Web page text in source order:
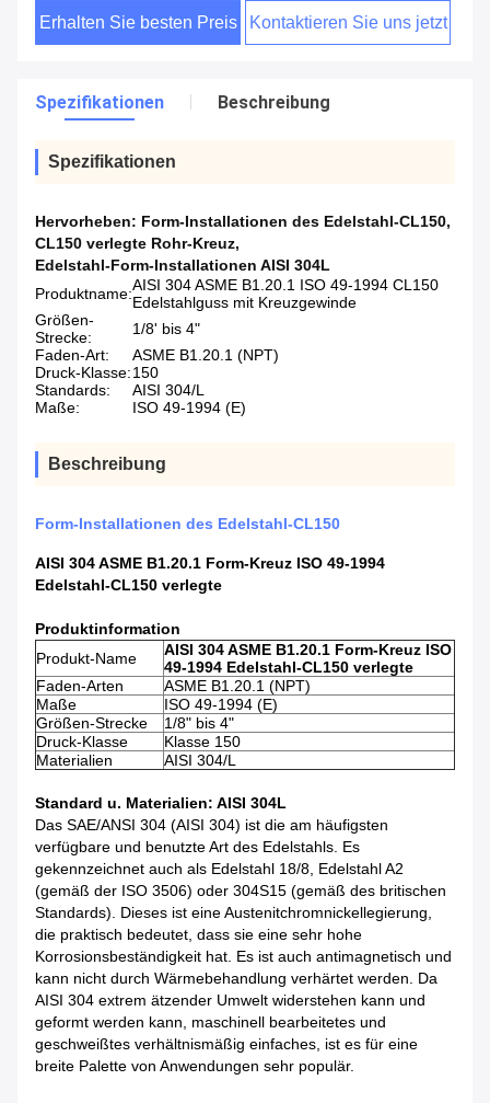
Erhalten Sie besten Preis Kontaktieren Sie uns jetzt
Spezifikationen Beschreibung
Spezifikationen
Hervorheben: Form-Installationen des Edelstahl-CL150,
CL150 verlegte Rohr-Kreuz,
Edelstahl-Form-Installationen AISI 304L
Produktname:AISI 304 ASME B1.20.1 ISO 49-1994 CL150
Edelstahlguss mit Kreuzgewinde
Größen-
Strecke:
1/8' bis 4"
Faden-Art:
ASME B1.20.1 (NPT)
Druck-Klasse:150
Standards:
AISI 304/L
Maße:
ISO 49-1994 (E)
Beschreibung
Form-Installationen des Edelstahl-CL150
AISI 304 ASME B1.20.1 Form-Kreuz ISO 49-1994
Edelstahl-CL150 verlegte
Produktinformation
Produkt-Name
AISI 304 ASME B1.20.1 Form-Kreuz ISO
49-1994 Edelstahl-CL150 verlegte
Faden-Arten
ASME B1.20.1 (NPT)
Maße
ISO 49-1994 (E)
Größen-Strecke
1/8" bis 4"
Druck-Klasse
Klasse 150
Materialien
AISI 304/L
Standard u. Materialien: AISI 304L
Das SAE/ANSI 304 (AISI 304) ist die am häufigsten
verfügbare und benutzte Art des Edelstahls. Es
gekennzeichnet auch als Edelstahl 18/8, Edelstahl A2
(gemäß der ISO 3506) oder 304S15 (gemäß des britischen
Standards). Dieses ist eine Austenitchromnickellegierung,
die praktisch bedeutet, dass sie eine sehr hohe
Korrosionsbeständigkeit hat. Es ist auch antimagnetisch und
kann nicht durch Wärmebehandlung verhärtet werden. Da
AISI 304 extrem ätzender Umwelt widerstehen kann und
geformt werden kann, maschinell bearbeitetes und
geschweißtes verhältnismäßig einfaches, ist es für eine
breite Palette von Anwendungen sehr populär.